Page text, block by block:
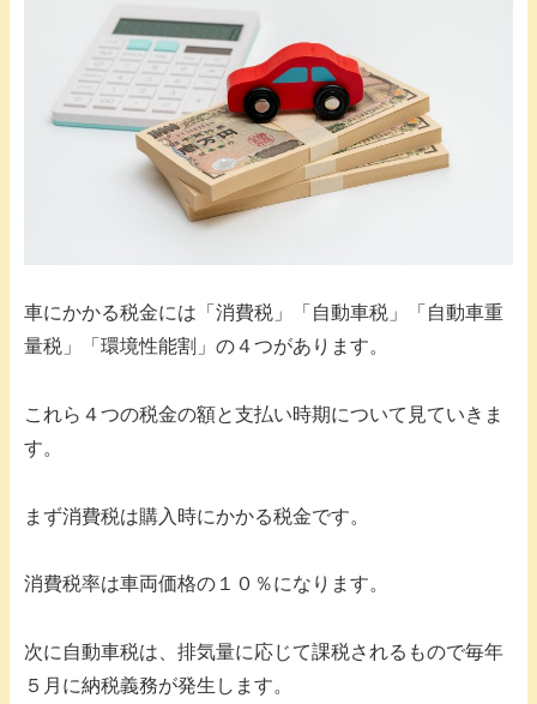
車にかかる税金には「消費税」「自動車税」「自動車重
量税」「環境性能割」の４つがあります。
これら４つの税金の額と支払い時期について見ていきま
す。
まず消費税は購入時にかかる税金です。
消費税率は車両価格の１０％になります。
次に自動車税は、排気量に応じて課税されるもので毎年
５月に納税義務が発生します。